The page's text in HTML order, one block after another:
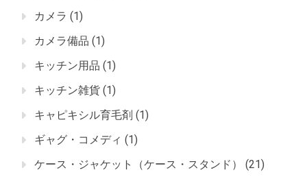
カメラ (1)
カメラ備品 (1)
キッチン用品 (1)
キッチン雑貨 (1)
キャピキシル育毛剤 (1)
ギャグ・コメディ (1)
ケース・ジャケット（ケース・スタンド）
(21)